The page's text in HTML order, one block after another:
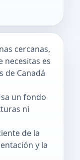
cercanas,
necesitas es
de Canadá
un fondo
ni
de la
y la